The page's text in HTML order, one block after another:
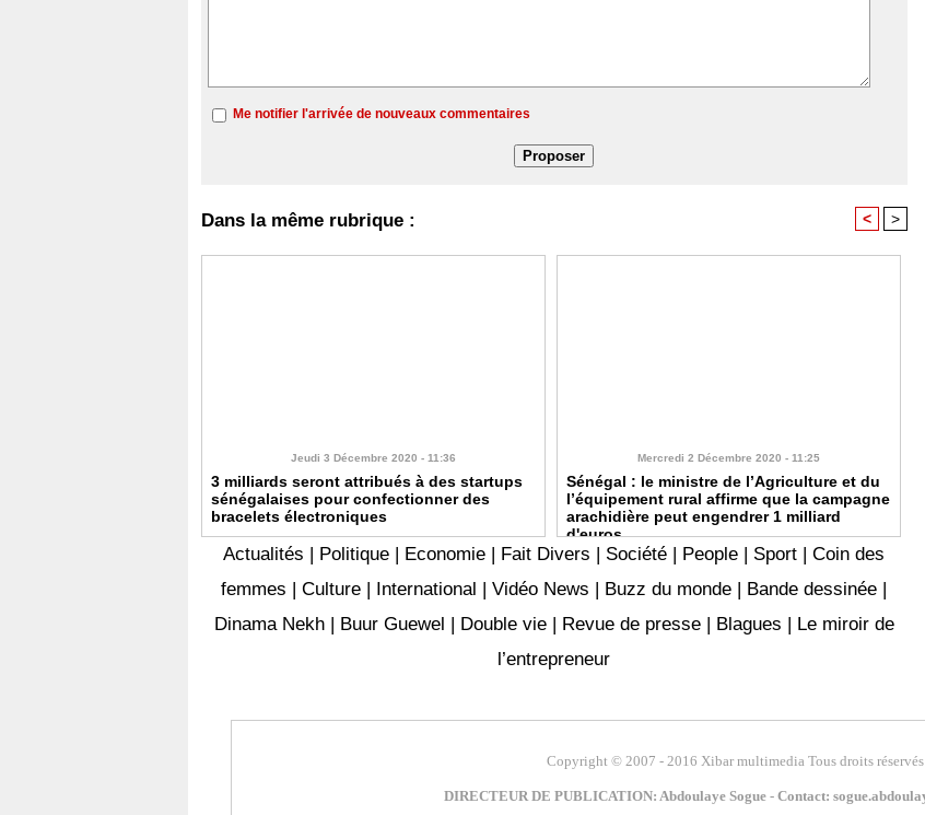
Me notifier l'arrivée de nouveaux commentaires
Dans la même rubrique : < >
Jeudi 3 Décembre 2020 - 11:36
3 milliards seront attribués à des startups
sénégalaises pour confectionner des
bracelets électroniques
Mercredi 2 Décembre 2020 - 11:25
Sénégal : le ministre de l’Agriculture et du
l’équipement rural affirme que la campagne
arachidière peut engendrer 1 milliard
d'euros
Actualités Politique Economie Fait Divers Société People Sport
Coin des
femmes
Culture International Vidéo News Buzz du monde Bande dessinée
Dinama Nekh
Buur Guewel Double vie Revue de presse Blagues
Le miroir de
l’entrepreneur
Copyright © 2007 - 2016 Xibar multimedia Tous droits réservés
DIRECTEUR DE PUBLICATION: Abdoulaye Sogue - Contact: